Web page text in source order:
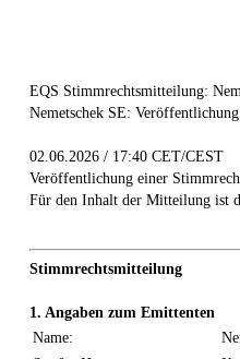
EQS Stimmrechtsmitteilung:
Nemetschek SE:
02.06.2026 / 17:40 CET/CEST
Veröffentlichung einer
Für den Inhalt der Mitteilung ist
Stimmrechtsmitteilung
1. Angaben zum Emittenten
Name: